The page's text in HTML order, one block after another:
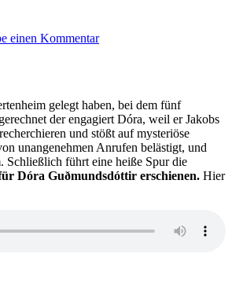
einen KommentarNele
gelegt haben, bei dem fünf
der engagiert Dóra, weil er Jakobs
und stößt auf mysteriöse
unangenehmen Anrufen belästigt, und
Schließlich führt eine heiße Spur die
Dóra Guðmundsdóttir erschienen. Hier